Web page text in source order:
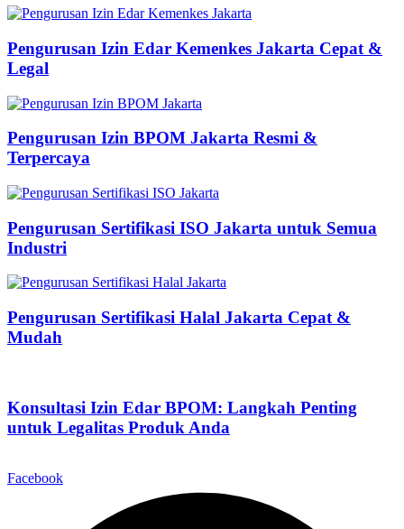
Pengurusan Izin Edar Kemenkes Jakarta Cepat &
Legal
Pengurusan Izin BPOM Jakarta Resmi &
Terpercaya
Pengurusan Sertifikasi ISO Jakarta untuk Semua
Industri
Pengurusan Sertifikasi Halal Jakarta Cepat &
Mudah
Konsultasi Izin Edar BPOM: Langkah Penting
untuk Legalitas Produk Anda
Facebook